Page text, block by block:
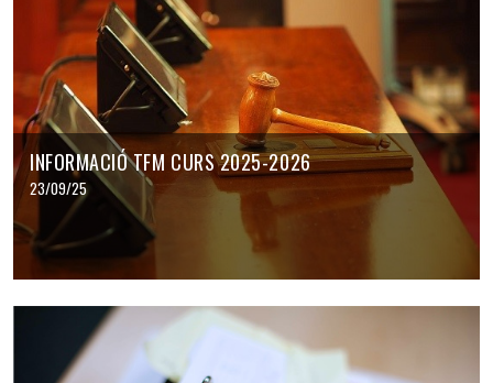
INFORMACIÓ TFM CURS 2025-2026
23/09/25